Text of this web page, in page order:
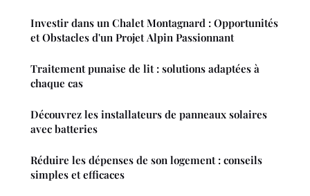
Investir dans un Chalet Montagnard : Opportunités
et Obstacles d'un Projet Alpin Passionnant
Traitement punaise de lit : solutions adaptées à
chaque cas
Découvrez les installateurs de panneaux solaires
avec batteries
Réduire les dépenses de son logement : conseils
simples et efficaces